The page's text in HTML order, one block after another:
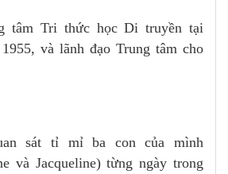
tâm Tri thức học Di truyền tại
và lãnh đạo Trung tâm cho
sát tỉ mỉ ba con của mình
và Jacqueline) từng ngày trong